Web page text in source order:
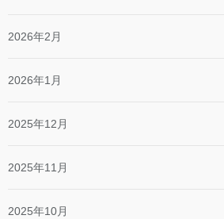
2026年2月
2026年1月
2025年12月
2025年11月
2025年10月